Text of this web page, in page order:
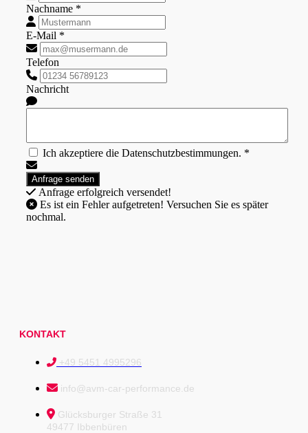
Nachname *
E-Mail *
Telefon
Nachricht
Ich akzeptiere die Datenschutzbestimmungen. *
Anfrage erfolgreich versendet!
nochmal.
KONTAKT
+49 5451 4995296
info@avm-car-performance.de
Glücksburger Straße 31
49477 Ibbenbüren